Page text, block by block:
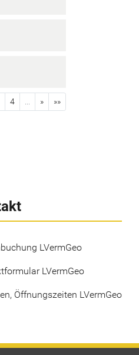
4 » »»
LVermGeo
LVermGeo
Öffnungszeiten LVermGeo